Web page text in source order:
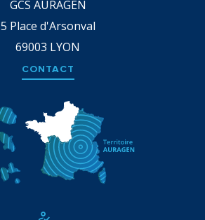
GCS AURAGEN
5 Place d'Arsonval
69003 LYON
CONTACT